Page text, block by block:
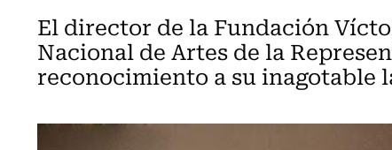
El director de la Fundación
Nacional de Artes de la
reconocimiento a su inagotable